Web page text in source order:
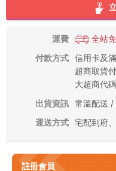
運費
全站
付款方式 信用卡及
超商取貨
大超商代
出貨資訊 常溫配送
運送方式 宅配到府
註冊會員